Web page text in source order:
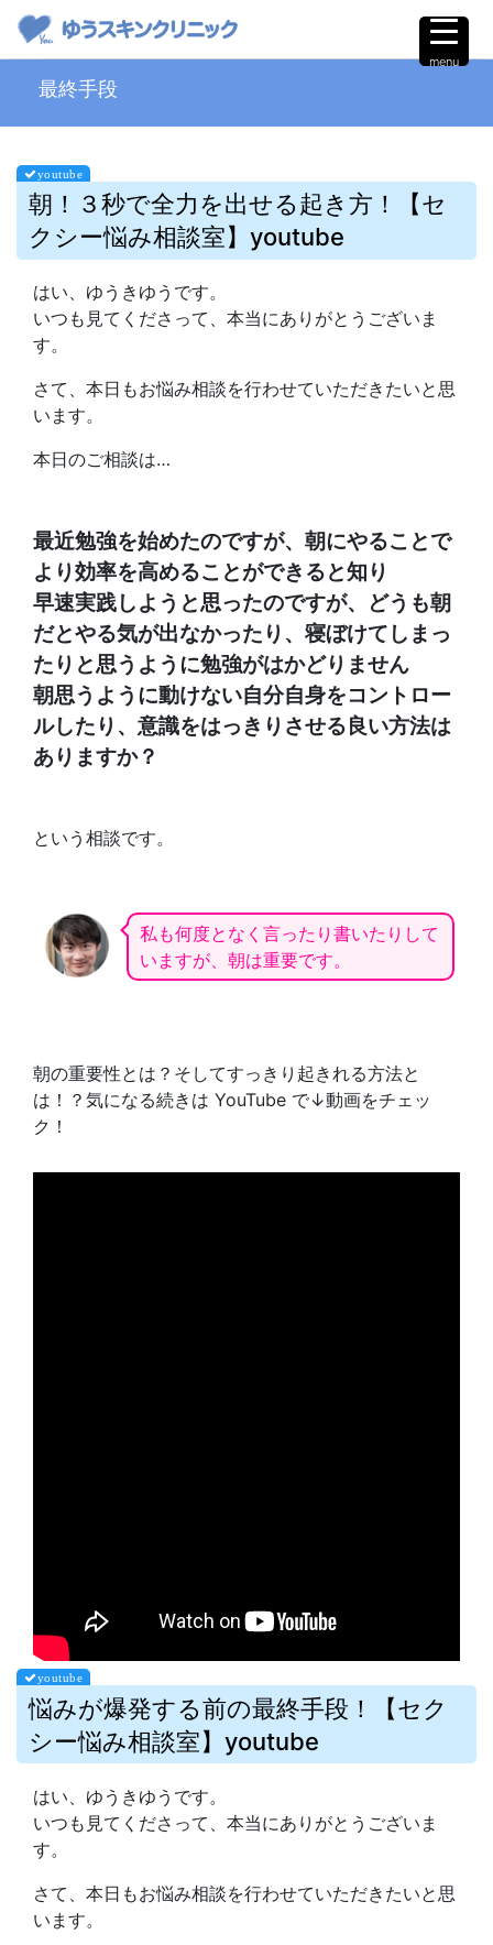
最終手段
朝！３秒で全力を出せる起き方！【セ
クシー悩み相談室】youtube
はい、ゆうきゆうです。
いつも見てくださって、本当にありがとうございま
す。
さて、本日もお悩み相談を行わせていただきたいと思
います。
本日のご相談は…
最近勉強を始めたのですが、朝にやることで
より効率を高めることができると知り
早速実践しようと思ったのですが、どうも朝
だとやる気が出なかったり、寝ぼけてしまっ
たりと思うように勉強がはかどりません
朝思うように動けない自分自身をコントロー
ルしたり、意識をはっきりさせる良い方法は
ありますか？
という相談です。
私も何度となく言ったり書いたりして
いますが、朝は重要です。
朝の重要性とは？そしてすっきり起きれる方法と
は！？気になる続きは YouTube で↓動画をチェッ
ク！
悩みが爆発する前の最終手段！【セク
シー悩み相談室】youtube
はい、ゆうきゆうです。
いつも見てくださって、本当にありがとうございま
す。
さて、本日もお悩み相談を行わせていただきたいと思
います。
menu